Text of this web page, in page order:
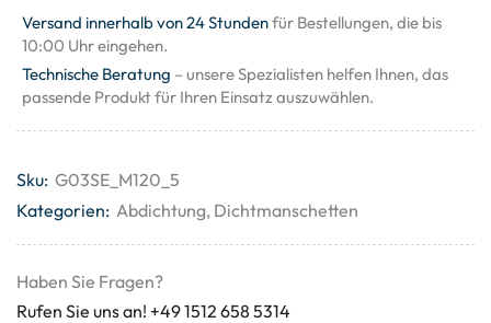
Versand innerhalb von 24 Stundenfür Bestellungen, die bis
10:00 Uhr eingehen.
Technische Beratung – unsere Spezialisten helfen Ihnen, das
passende Produkt für Ihren Einsatz auszuwählen.
Sku: G03SE_M120_5
Kategorien: Abdichtung, Dichtmanschetten
Haben Sie Fragen?
Rufen Sie uns an! +49 1512 658 5314